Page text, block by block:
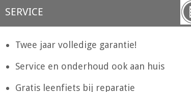
SERVICE
Twee jaar volledige garantie!
Service en onderhoud ook aan huis
Gratis leenfiets bij reparatie